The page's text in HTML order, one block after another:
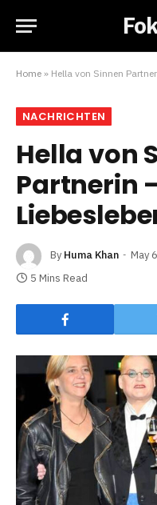
Home » Hella von Sinnen
NACHRICHTEN
Hella von
Partnerin
By Huma Khan May
5 Mins Read